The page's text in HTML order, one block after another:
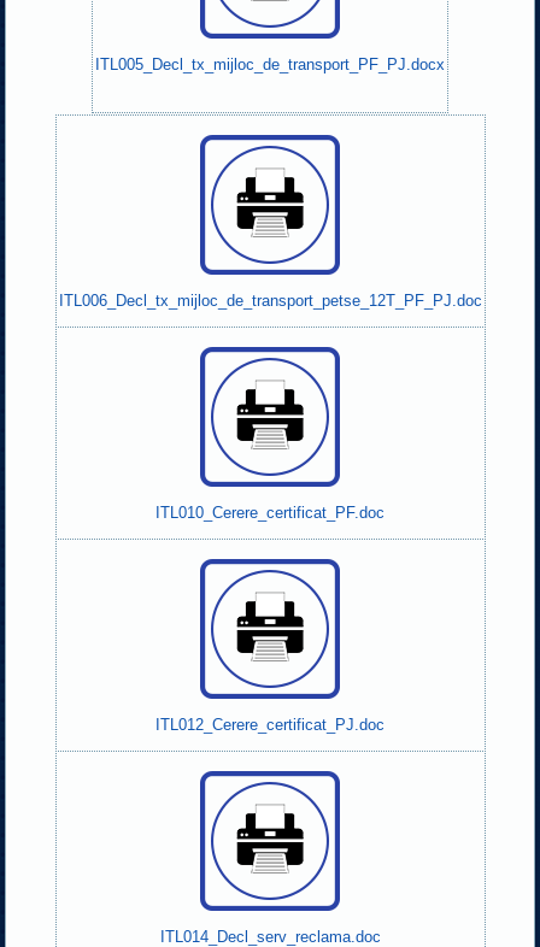
ITL005_Decl_tx_mijloc_de_transport_PF_PJ.docx
ITL006_Decl_tx_mijloc_de_transport_petse_12T_PF_PJ.doc
ITL010_Cerere_certificat_PF.doc
ITL012_Cerere_certificat_PJ.doc
ITL014_Decl_serv_reclama.doc